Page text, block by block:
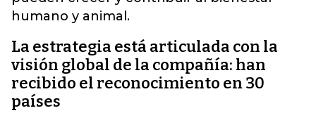
humano y animal.
La estrategia está articulada con la
visión global de la compañía: han
recibido el reconocimiento en 30
países